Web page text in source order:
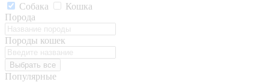
Собака
Кошка
Порода
Породы кошек
Выбрать все
Популярные